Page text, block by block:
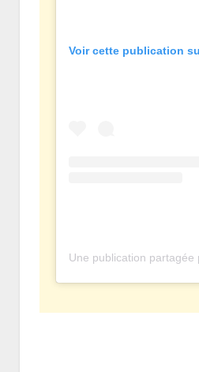
Voir cette publication